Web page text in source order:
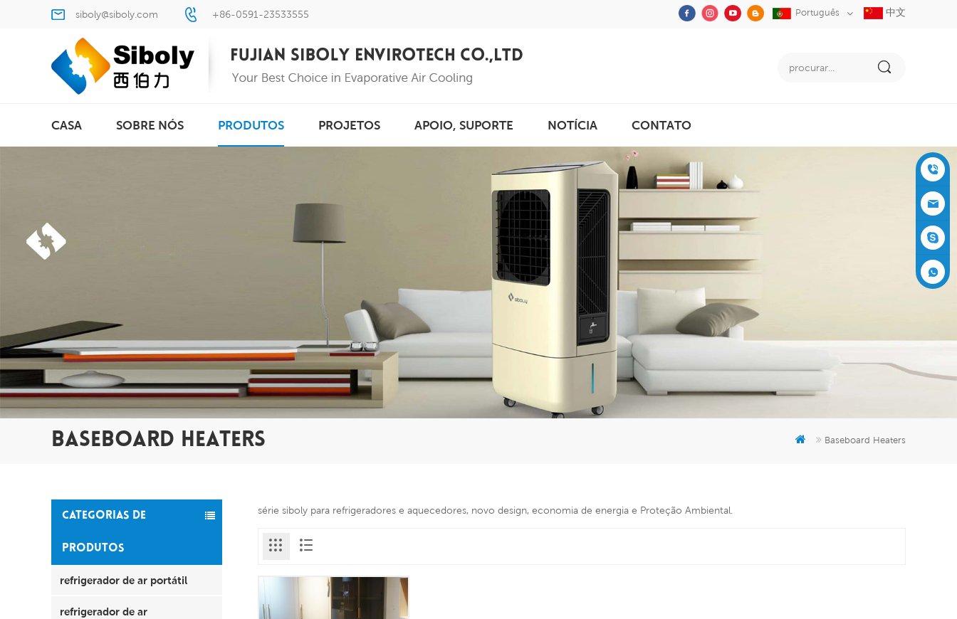
siboly@siboly.com +86-0591-23533555 Português 中文
CASA SOBRE NÓS PRODUTOS PROJETOS APOIO, SUPORTE NOTÍCIA CONTATO
BASEBOARD HEATERS Baseboard Heaters
CATEGORIAS DE
PRODUTOS
refrigerador de ar portátil
refrigerador de ar
série siboly para refrigeradores e aquecedores, novo design, economia de energia e Proteção Ambiental.
+86-05
91-2353
3555
siboly@s
iboly.co
evaporat
er
5951777